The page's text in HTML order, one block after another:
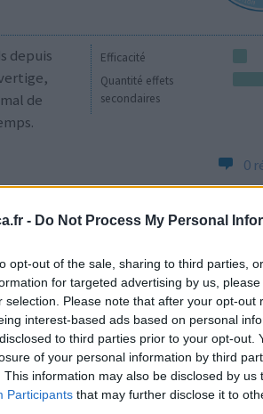
- Do Not Process My Personal
opt-out of the sale, sharing to third parties,
for targeted advertising by us,
selection. Please note that after your opt-out
interest-based ads based on personal
to third parties prior to your opt-out.
of your personal information by third
This information may also be disclosed by us
Participants that may further disclose it to
Efficacité
Quantité effets
secondaires
depuis
de
0
Efficacité
Quantité effets
secondaires
ans pour
ou
de 2